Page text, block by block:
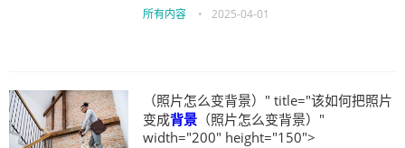
所有内容 • 2025-04-01
（照片怎么变背景）" title="该如何把照片
变成背景 （照片怎么变背景）"
width="200" height="150">